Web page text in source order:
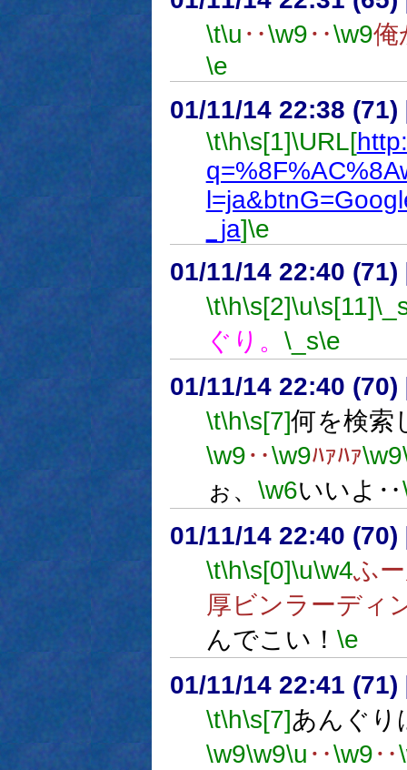
\t\u ‥\w9‥\w9俺
\e
01/11/14 22:38 (71)
\t\h\s[1]\URL[
_ja]\e
01/11/14 22:40 (71)
\t\h\s[2]\u\s[11]
ぐり。 \_s\e
01/11/14 22:40 (70)
\t\h\s[7]何を検索
\w9‥\w9ﾊｧﾊｧ\w9
ぉ、 \w6いいよ‥
01/11/14 22:40 (70)
\t\h\s[0]\u\w4ふ
厚ビンラーディ
んでこい！ \e
01/11/14 22:41 (71)
\t\h\s[7]あんぐり
\w9\w9\u ‥\w9‥